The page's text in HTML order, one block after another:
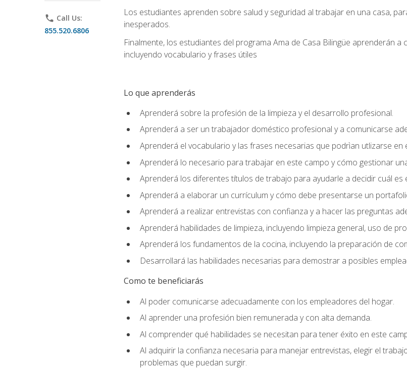
phone Call Us:
855.520.6806
Los estudiantes aprenden sobre salud y seguridad al trabajar en una casa,
inesperados.
Finalmente, los estudiantes del programa Ama de Casa Bilingüe aprenderán
incluyendo vocabulario y frases útiles
Lo que aprenderás
Aprenderá sobre la profesión de la limpieza y el desarrollo profesional.
Aprenderá a ser un trabajador doméstico profesional y a comunicarse
Aprenderá el vocabulario y las frases necesarias que podrìan utlizarse en
Aprenderá lo necesario para trabajar en este campo y cómo gestionar
Aprenderá los diferentes títulos de trabajo para ayudarle a decidir cuál es
Aprenderá a elaborar un currículum y cómo debe presentarse un
Aprenderá a realizar entrevistas con confianza y a hacer las preguntas
Aprenderá habilidades de limpieza, incluyendo limpieza general, uso de
Aprenderá los fundamentos de la cocina, incluyendo la preparación de
Desarrollará las habilidades necesarias para demostrar a posibles
Como te beneficiarás
Al poder comunicarse adecuadamente con los empleadores del hogar.
Al aprender una profesión bien remunerada y con alta demanda.
Al comprender qué habilidades se necesitan para tener éxito en este
Al adquirir la confianza necesaria para manejar entrevistas, elegir el
problemas que puedan surgir.